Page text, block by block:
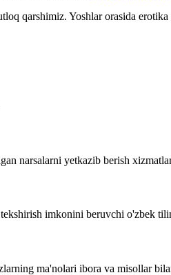
qarshimiz. Yoshlar orasida
narsalarni yetkazib berish
imkonini beruvchi o'zbek
ma'nolari ibora va misollar